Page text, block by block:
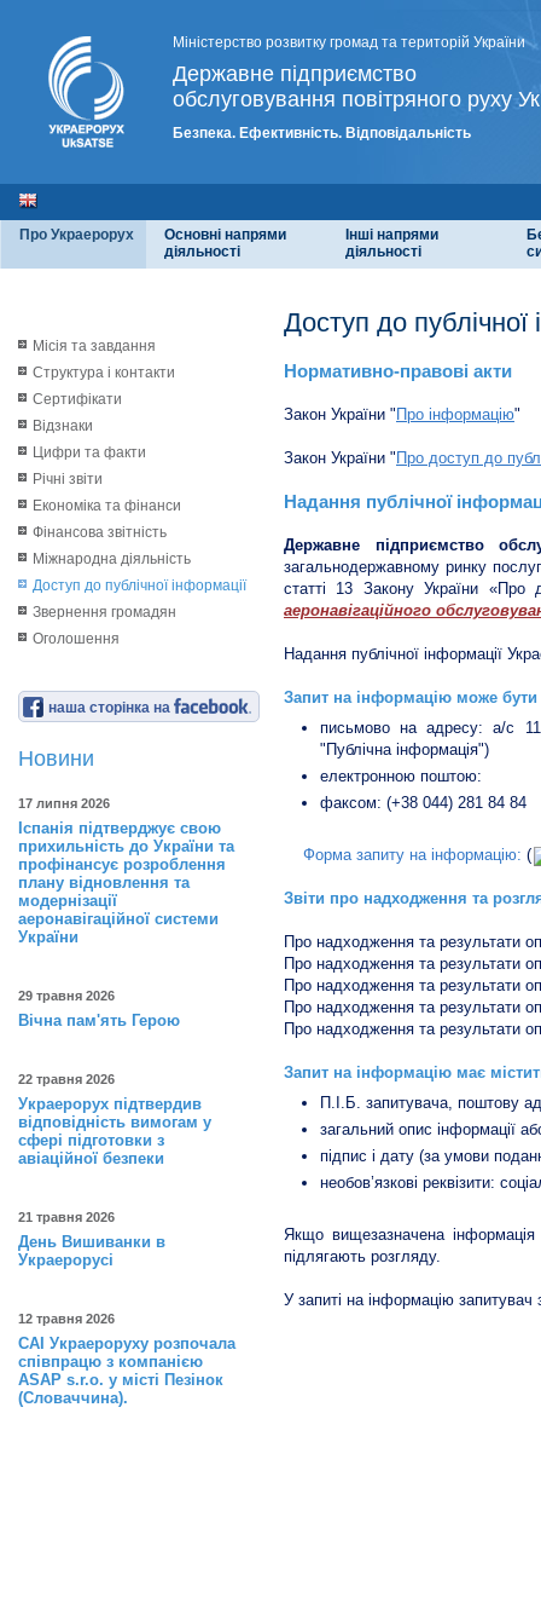
Міністерство розвитку громад та територій України
Державне підприємство
обслуговування повітряного руху
Безпека. Ефективність. Відповідальність
Про Украерорух
Основні напрями
діяльності
Інші напрями
діяльності
Місія та завдання
Структура і контакти
Сертифікати
Відзнаки
Цифри та факти
Річні звіти
Економіка та фінанси
Фінансова звітність
Міжнародна діяльність
Доступ до публічної інформації
Звернення громадян
Оголошення
наша сторінка на
Новини
17 липня 2026
Іспанія підтверджує свою
прихильність до України та
профінансує розроблення
плану відновлення та
модернізації
аеронавігаційної системи
України
29 травня 2026
Вічна пам'ять Герою
22 травня 2026
Украерорух підтвердив
відповідність вимогам у
сфері підготовки з
авіаційної безпеки
21 травня 2026
День Вишиванки в
Украерорусі
12 травня 2026
САІ Украероруху розпочала
співпрацю з компанією
ASAP s.r.o. у місті Пезінок
(Словаччина).
Доступ до публічної
Нормативно-правові акти
Закон України " Про інформацію"
Закон України " Про доступ до
Надання публічної
Державне підприємство
загальнодержавному ринку
статті 13 Закону України «Про
аеронавігаційного
Надання публічної інформації
Запит на інформацію може
письмово на адресу: а/с
"Публічна інформація")
електронною поштою:
факсом: (+38 044) 281 84 84
Форма запиту на інформацію: (
Звіти про надходження та
Про надходження та результати
Про надходження та результати
Про надходження та результати
Про надходження та результати
Про надходження та результати
Запит на інформацію має
П.І.Б. запитувача, поштову
загальний опис інформації
підпис і дату (за умови
необов’язкові реквізити:
Якщо вищезазначена
підлягають розгляду.
У запиті на інформацію